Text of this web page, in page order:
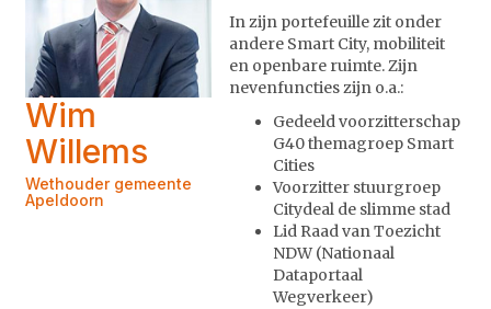
Wim
Willems
Wethouder gemeente
Apeldoorn
In zijn portefeuille zit onder
andere Smart City, mobiliteit
en openbare ruimte. Zijn
nevenfuncties zijn o.a.:
Gedeeld voorzitterschap
G40 themagroep Smart
Cities
Voorzitter stuurgroep
Citydeal de slimme stad
Lid Raad van Toezicht
NDW (Nationaal
Dataportaal
Wegverkeer)